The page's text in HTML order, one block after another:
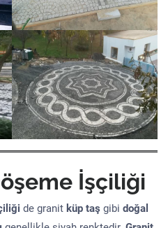
İşçiliği
de granit küp taş gibi doğal